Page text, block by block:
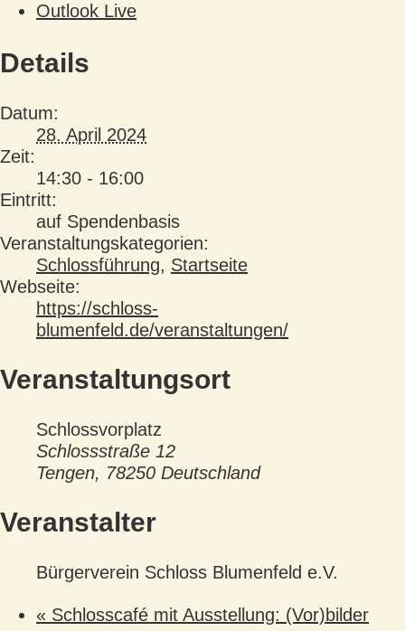
Outlook Live
Details
Datum:
28. April 2024
Zeit:
14:30 - 16:00
Eintritt:
auf Spendenbasis
Veranstaltungskategorien:
Schlossführung, Startseite
Webseite:
https://schloss-
blumenfeld.de/veranstaltungen/
Veranstaltungsort
Schlossvorplatz
Schlossstraße 12
Tengen, 78250 Deutschland
Veranstalter
Bürgerverein Schloss Blumenfeld e.V.
« Schlosscafé mit Ausstellung: (Vor)bilder